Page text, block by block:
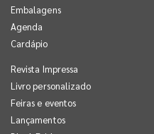
Embalagens
Agenda
Cardápio
Revista Impressa
Livro personalizado
Feiras e eventos
Lançamentos